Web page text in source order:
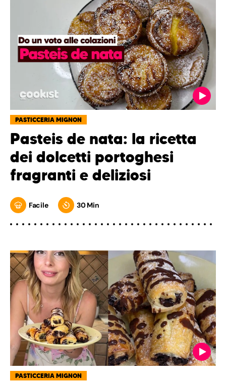
PASTICCERIA MIGNON
Pasteis de nata: la ricetta
dei dolcetti portoghesi
fragranti e deliziosi
Facile 30 Min
PASTICCERIA MIGNON